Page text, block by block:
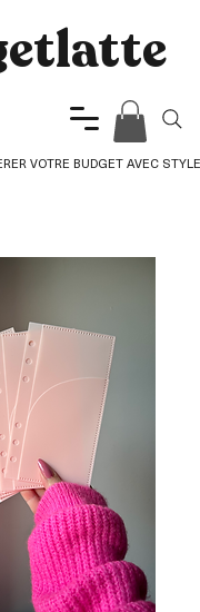
VOTRE BUDGET AVEC STYLE